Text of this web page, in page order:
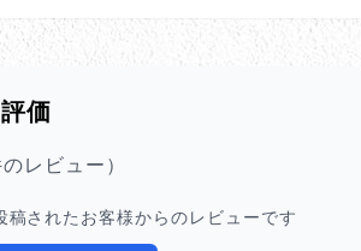
価
レビュー）
されたお客様からのレビューです